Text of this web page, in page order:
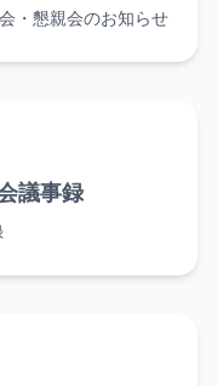
・懇親会のお知らせ
議事録